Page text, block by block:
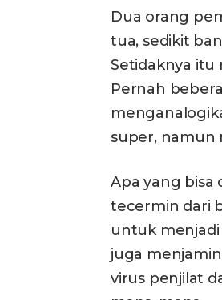
Dua orang
tua, sedikit
Setidaknya itu
Pernah
super, namun
Apa yang bisa
tecermin dari
untuk
juga
virus penjilat